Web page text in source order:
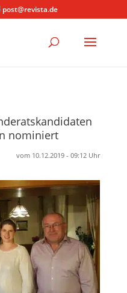
post@revista.de
nominiert
vom 10.12.2019 - 09:12 Uhr